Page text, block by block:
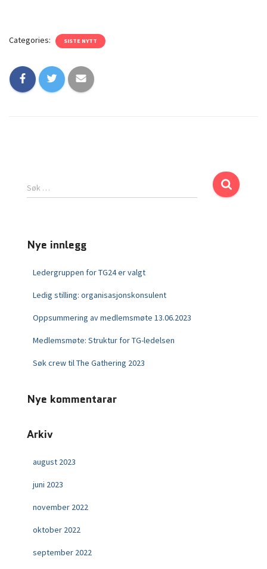
Categories: SISTE NYTT
Søk …
Nye innlegg
Ledergruppen for TG24 er valgt
Ledig stilling: organisasjonskonsulent
Oppsummering av medlemsmøte 13.06.2023
Medlemsmøte: Struktur for TG-ledelsen
Søk crew til The Gathering 2023
Nye kommentarar
Arkiv
august 2023
juni 2023
november 2022
oktober 2022
september 2022